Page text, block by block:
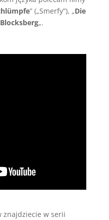
” („Smerfy”), „Die
„.
znajdziecie w serii